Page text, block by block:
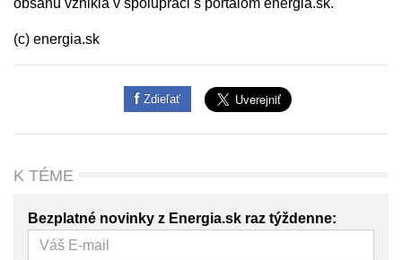
(c) energia.sk
Zdieľať
K TÉME
Bezplatné novinky z Energia.sk raz týždenne: